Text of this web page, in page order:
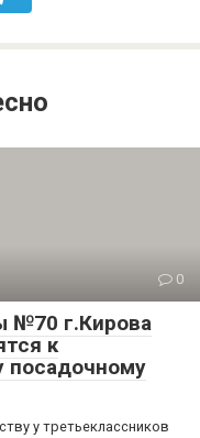
0
№70 г.Кирова
к
у третьеклассников